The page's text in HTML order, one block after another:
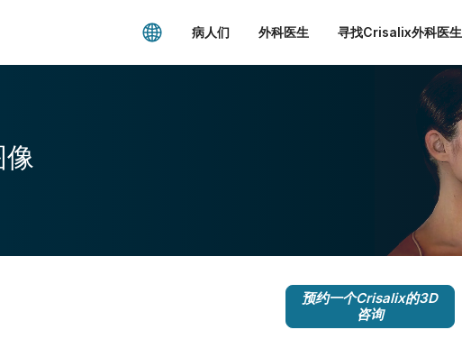
病人们 外科医生 寻找Crisalix外科医生
预约一个Crisalix的3D
咨询